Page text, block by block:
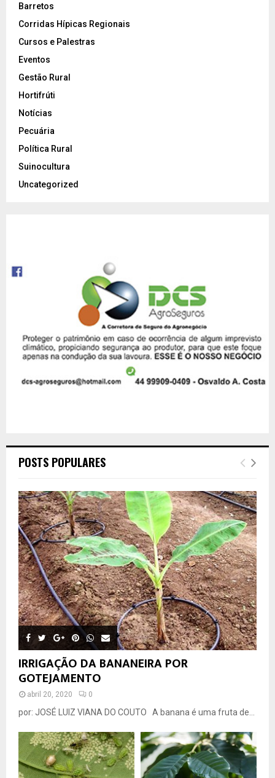
Barretos
Corridas Hípicas Regionais
Cursos e Palestras
Eventos
Gestão Rural
Hortifrúti
Notícias
Pecuária
Política Rural
Suinocultura
Uncategorized
POSTS POPULARES
IRRIGAÇÃO DA BANANEIRA POR
GOTEJAMENTO
abril 20, 2020 0
por: JOSÉ LUIZ VIANA DO COUTO A banana é uma fruta de...